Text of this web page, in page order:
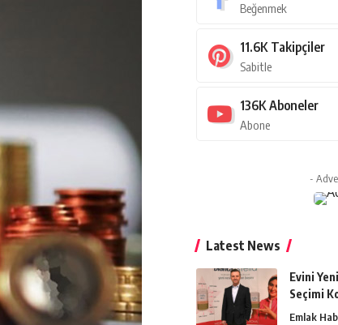
Beğenmek
11.6K Takipçiler
Sabitle
136K Aboneler
Abone
-
Latest News
Evini
Seçimi
Emlak